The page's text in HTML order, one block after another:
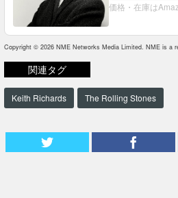
価格・在庫は
Copyright © 2026 NME Networks Media Limited. NME is a
関連タグ
Keith Richards The Rolling Stones